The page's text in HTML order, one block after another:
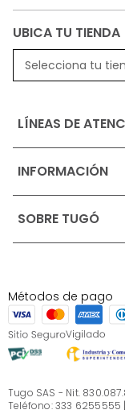
UBICA TU TIENDA
Selecciona tu
LÍNEAS DE
INFORMACIÓN
Ofertas vigentes
Términos,
S.A.S
Términos,
Instructivo
Sé parte de Tugó
¿Quiénes somos?
Servicio al cliente
SOBRE TUGÓ
¿Quieres vender
Métodos de pago
Tugo SAS - Nit.
Teléfono: 333